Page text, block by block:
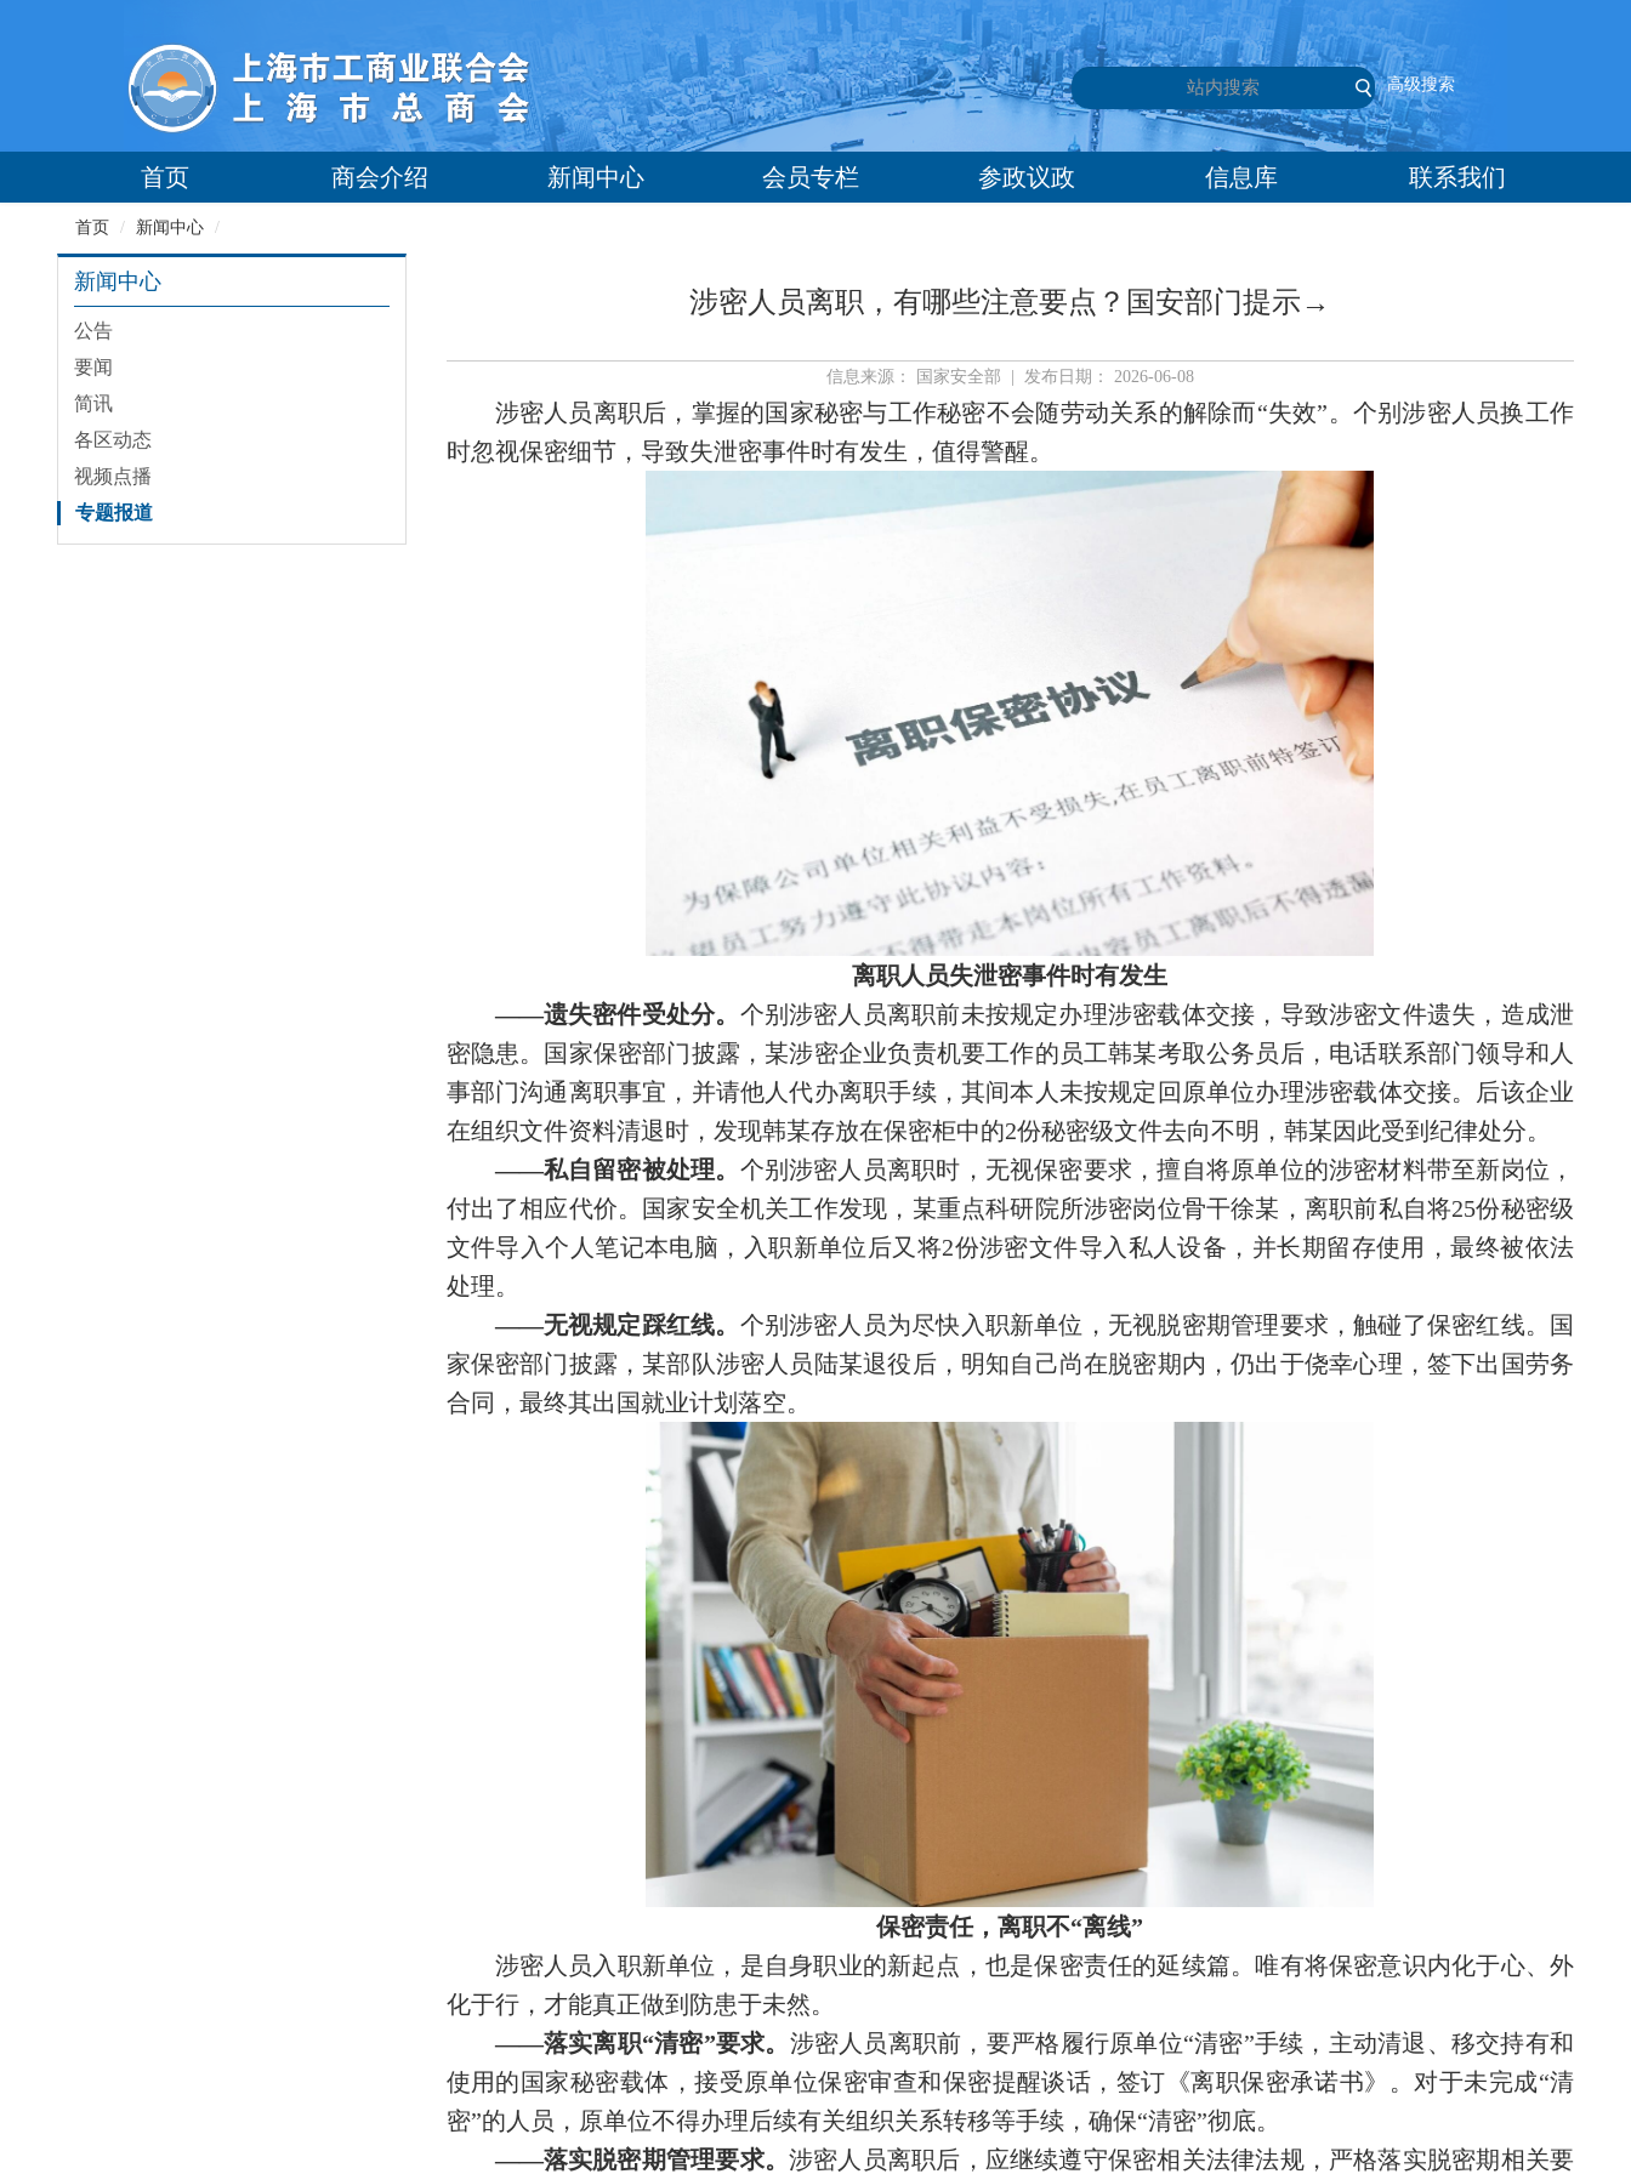
高级搜索
首页 商会介绍 新闻中心 会员专栏 参政议政 信息库 联系我们
首页 / 新闻中心 /
新闻中心
公告
要闻
简讯
各区动态
视频点播
专题报道
涉密人员离职，有哪些注意要点？国安部门提示→
信息来源： 国家安全部 | 发布日期： 2026-06-08
涉密人员离职后，掌握的国家秘密与工作秘密不会随劳动关系的解除而“失效”。个别涉密人员换工作
时忽视保密细节，导致失泄密事件时有发生，值得警醒。
离职人员失泄密事件时有发生
——遗失密件受处分。 个别涉密人员离职前未按规定办理涉密载体交接，导致涉密文件遗失，造成泄
密隐患。国家保密部门披露，某涉密企业负责机要工作的员工韩某考取公务员后，电话联系部门领导和人
事部门沟通离职事宜，并请他人代办离职手续，其间本人未按规定回原单位办理涉密载体交接。后该企业
在组织文件资料清退时，发现韩某存放在保密柜中的2份秘密级文件去向不明，韩某因此受到纪律处分。
——私自留密被处理。 个别涉密人员离职时，无视保密要求，擅自将原单位的涉密材料带至新岗位，
付出了相应代价。国家安全机关工作发现，某重点科研院所涉密岗位骨干徐某，离职前私自将25份秘密级
文件导入个人笔记本电脑，入职新单位后又将2份涉密文件导入私人设备，并长期留存使用，最终被依法
处理。
——无视规定踩红线。 个别涉密人员为尽快入职新单位，无视脱密期管理要求，触碰了保密红线。国
家保密部门披露，某部队涉密人员陆某退役后，明知自己尚在脱密期内，仍出于侥幸心理，签下出国劳务
合同，最终其出国就业计划落空。
保密责任，离职不“离线”
涉密人员入职新单位，是自身职业的新起点，也是保密责任的延续篇。唯有将保密意识内化于心、外
化于行，才能真正做到防患于未然。
——落实离职“清密”要求。 涉密人员离职前，要严格履行原单位“清密”手续，主动清退、移交持有和
使用的国家秘密载体，接受原单位保密审查和保密提醒谈话，签订《离职保密承诺书》。对于未完成“清
密”的人员，原单位不得办理后续有关组织关系转移等手续，确保“清密”彻底。
——落实脱密期管理要求。 涉密人员离职后，应继续遵守保密相关法律法规，严格落实脱密期相关要